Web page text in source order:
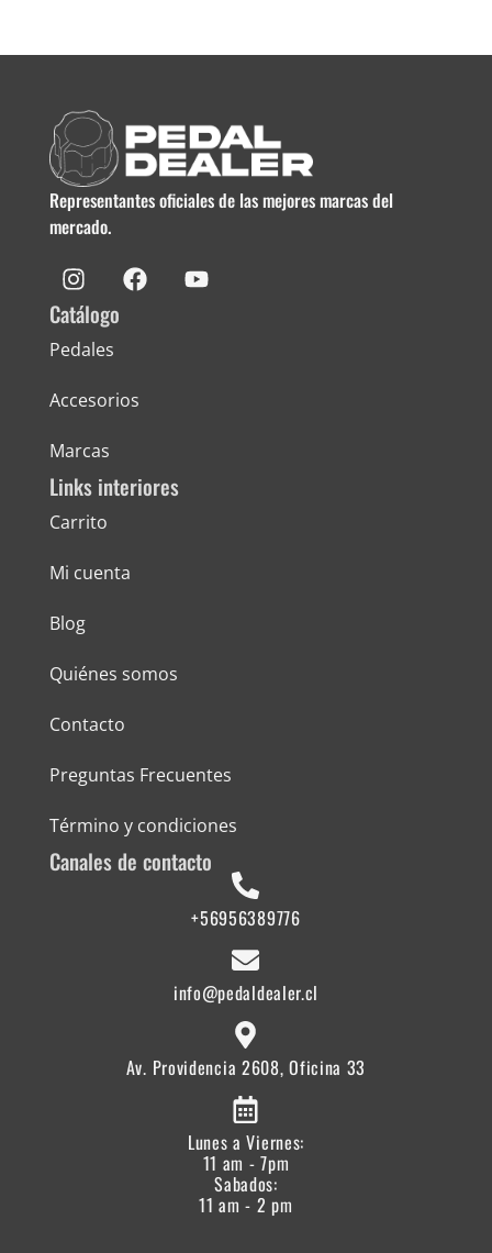
Representantes oficiales de las mejores marcas del
mercado.
Catálogo
Pedales
Accesorios
Marcas
Links interiores
Carrito
Mi cuenta
Blog
Quiénes somos
Contacto
Preguntas Frecuentes
Término y condiciones
Canales de contacto
+56956389776
info@pedaldealer.cl
Av. Providencia 2608, Oficina 33
Lunes a Viernes:
11 am - 7pm
Sabados:
11 am - 2 pm